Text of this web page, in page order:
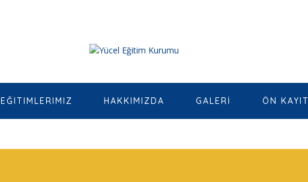
EĞITIMLERIMIZ HAKKIMIZDA GALERİ ÖN KAYIT